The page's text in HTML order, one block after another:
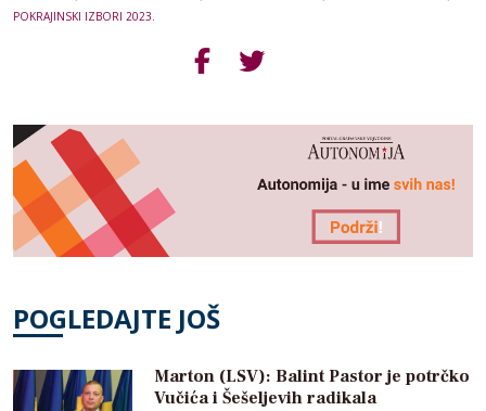
POKRAJINSKI IZBORI 2023.
POGLEDAJTE JOŠ
Marton (LSV): Balint Pastor je potrčko
Vučića i Šešeljevih radikala